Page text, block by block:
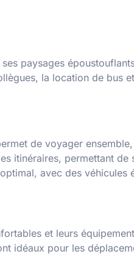
paysages
la location de bus
de voyager
itinéraires, permettant de
avec des véhicules
et leurs
idéaux pour les